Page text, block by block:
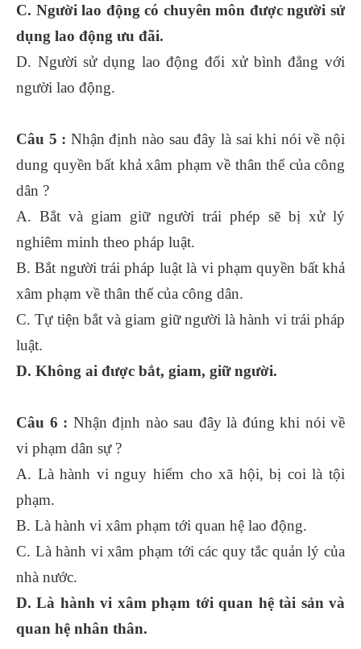
C. Người lao động có chuyên môn được người sử
dụng lao động ưu đãi.
D. Người sử dụng lao động đối xử bình đẳng với
người lao động.
Câu 5 : Nhận định nào sau đây là sai khi nói về nội
dung quyền bất khả xâm phạm về thân thể của công
dân ?
A. Bắt và giam giữ người trái phép sẽ bị xử lý
nghiêm minh theo pháp luật.
B. Bắt người trái pháp luật là vi phạm quyền bất khả
xâm phạm về thân thể của công dân.
C. Tự tiện bắt và giam giữ người là hành vi trái pháp
luật.
D. Không ai được bắt, giam, giữ người.
Câu 6 : Nhận định nào sau đây là đúng khi nói về
vi phạm dân sự ?
A. Là hành vi nguy hiểm cho xã hội, bị coi là tội
phạm.
B. Là hành vi xâm phạm tới quan hệ lao động.
C. Là hành vi xâm phạm tới các quy tắc quản lý của
nhà nước.
D. Là hành vi xâm phạm tới quan hệ tài sản và
quan hệ nhân thân.